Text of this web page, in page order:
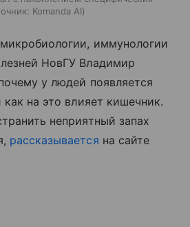
Komanda AI
иммунологии
НовГУ Владимир
у людей появляется
как на это влияет кишечник.
неприятный запах
рассказывается на сайте